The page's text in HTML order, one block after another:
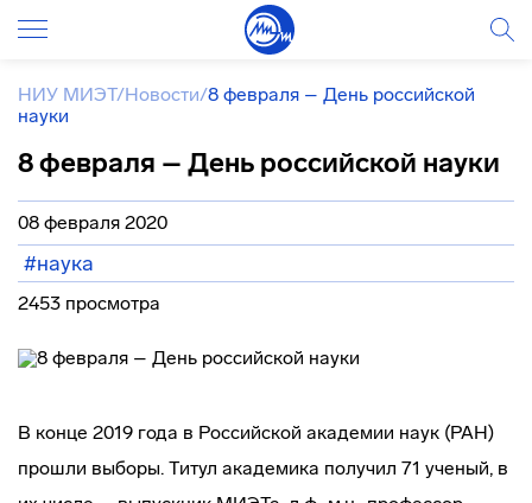
НИУ МИЭТ/Новости/8 февраля – День российской
науки
8 февраля – День российской науки
08 февраля 2020
#наука
2453 просмотра
В конце 2019 года в Российской академии наук (РАН)
прошли выборы. Титул академика получил 71 ученый, в